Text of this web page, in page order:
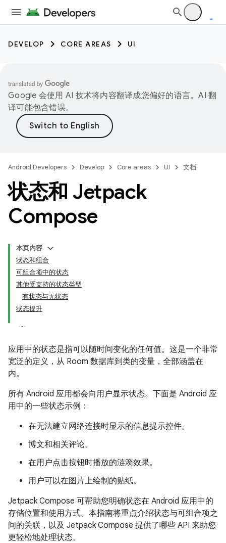
DEVELOP CORE AREAS UI
Google 会使用 AI 技术将内容翻译成您偏好的语言。AI 翻
译可能包含错误。
Android Developers Develop Core areas UI 文档
状态和 Jetpack
Compose
本页内容
状态和组合
可组合项中的状态
其他受支持的状态类型
有状态与无状态
状态提升
应用中的状态是指可以随时间变化的任何值。这是一个非常
宽泛的定义，从 Room 数据库到类的变量，全部涵盖在
内。
所有 Android 应用都会向用户显示状态。下面是 Android 应
用中的一些状态示例：
在无法建立网络连接时显示的信息提示控件。
博文和相关评论。
在用户点击按钮时播放的涟漪效果。
用户可以在图片上绘制的贴纸。
Jetpack Compose 可帮助您明确状态在 Android 应用中的
存储位置和使用方式。本指南将重点介绍状态与可组合项之
间的关联，以及 Jetpack Compose 提供了哪些 API 来助您
更轻松地处理状态。